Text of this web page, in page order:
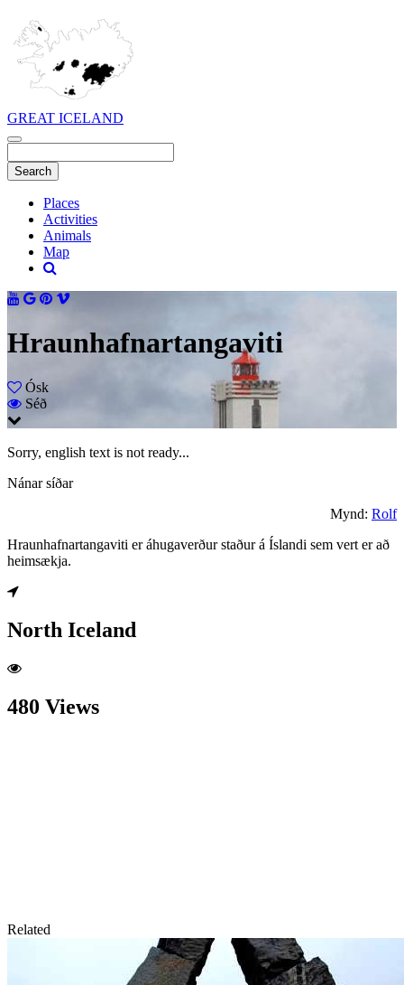
GREAT ICELAND
Places
Activities
Animals
Map
Hraunhafnartangaviti
Ósk
Séð
Sorry, english text is not ready...
Nánar síðar
Mynd: Rolf
Hraunhafnartangaviti er áhugaverður staður á Íslandi sem vert er að
heimsækja.
North Iceland
480 Views
Related